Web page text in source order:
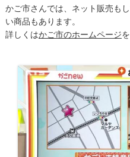
かご市さんでは、ネット販売も
い商品もあります。
詳しくはかご市のホームページ